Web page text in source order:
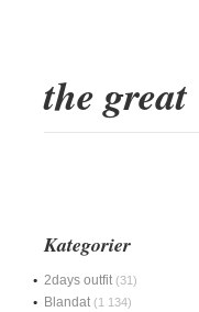
the great
Kategorier
2days outfit (31)
Blandat (1 134)